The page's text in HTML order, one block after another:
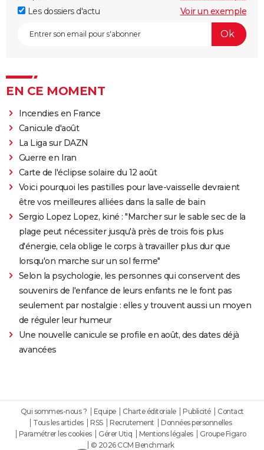
Les dossiers d'actu
Voir un exemple
EN CE MOMENT
Incendies en France
Canicule d'août
La Liga sur DAZN
Guerre en Iran
Carte de l'éclipse solaire du 12 août
Voici pourquoi les pastilles pour lave-vaisselle devraient
être vos meilleures alliées dans la salle de bain
Sergio Lopez Lopez, kiné : "Marcher sur le sable sec de la
plage peut nécessiter jusqu'à près de trois fois plus
d'énergie, cela oblige le corps à travailler plus dur que
lorsqu'on marche sur un sol ferme"
Selon la psychologie, les personnes qui conservent des
souvenirs de l'enfance de leurs enfants ne le font pas
seulement par nostalgie : elles y trouvent aussi un moyen
de réguler leur humeur
Une nouvelle canicule se profile en août, des dates déjà
avancées
Qui sommes-nous ? Equipe Charte éditoriale Publicité
Contact
Tous les articles
RSS Recrutement
Données personnelles
Paramétrer les cookies
Gérer Utiq Mentions légales
Groupe Figaro
© 2026 CCM Benchmark